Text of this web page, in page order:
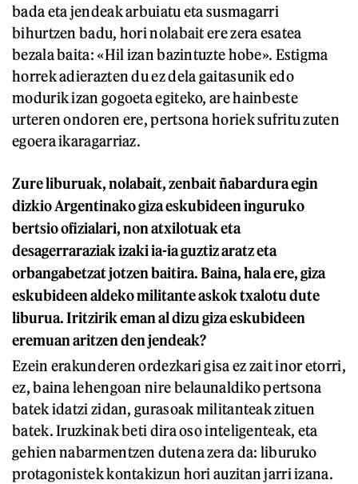
bada eta jendeak arbuiatu eta susmagarri
bihurtzen badu, hori nolabait ere zera esatea
bezala baita: «Hil izan bazintuzte hobe». Estigma
horrek adierazten du ez dela gaitasunik edo
modurik izan gogoeta egiteko, are hainbeste
urteren ondoren ere, pertsona horiek sufritu zuten
egoera ikaragarriaz.
Zure liburuak, nolabait, zenbait ñabardura egin
dizkio Argentinako giza eskubideen inguruko
bertsio ofizialari, non atxilotuak eta
desagerraraziak izaki ia-ia guztiz aratz eta
orbangabetzat jotzen baitira. Baina, hala ere, giza
eskubideen aldeko militante askok txalotu dute
liburua. Iritzirik eman al dizu giza eskubideen
eremuan aritzen den jendeak?
Ezein erakunderen ordezkari gisa ez zait inor etorri,
ez, baina lehengoan nire belaunaldiko pertsona
batek idatzi zidan, gurasoak militanteak zituen
batek. Iruzkinak beti dira oso inteligenteak, eta
gehien nabarmentzen dutena zera da: liburuko
protagonistek kontakizun hori auzitan jarri izana.